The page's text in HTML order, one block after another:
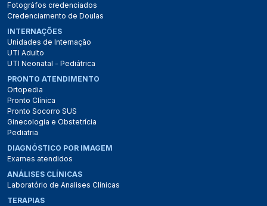
Fotográfos credenciados
Credenciamento de Doulas
INTERNAÇÕES
Unidades de Internação
UTI Adulto
UTI Neonatal - Pediátrica
PRONTO ATENDIMENTO
Ortopedia
Pronto Clínica
Pronto Socorro SUS
Ginecologia e Obstetrícia
Pediatria
DIAGNÓSTICO POR IMAGEM
Exames atendidos
ANÁLISES CLÍNICAS
Laboratório de Analises Clínicas
TERAPIAS